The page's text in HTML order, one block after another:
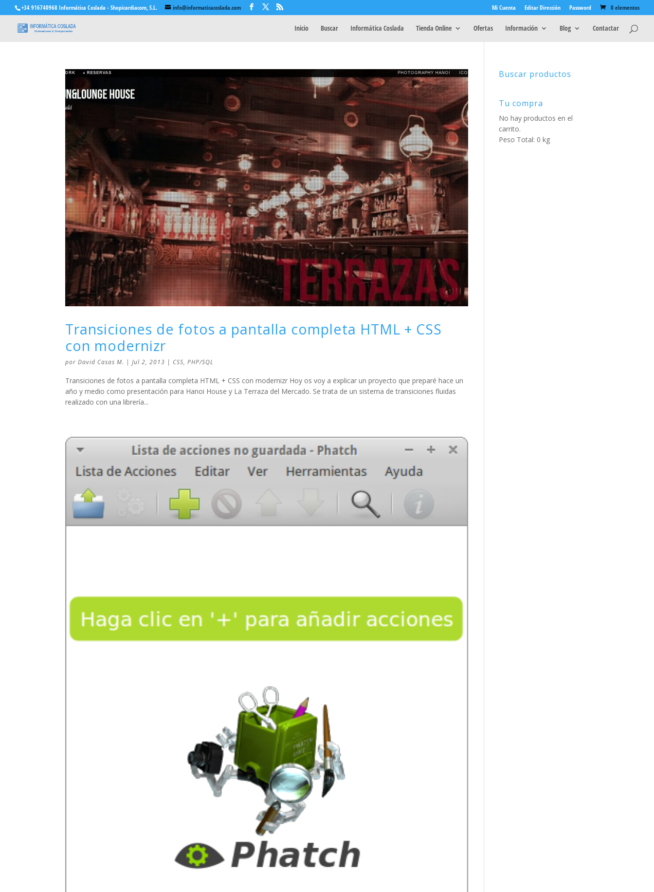
+34 916740968 Informática Coslada - Shopicardiacom, S.L. info@informaticacoslada.com Mi Cuenta Editar Dirección Password 0 elementos
Inicio Buscar Informática Coslada Tienda Online Ofertas Información Blog Contactar
Transiciones de fotos a pantalla completa HTML + CSS
con modernizr
porDavid Casas M. |Jul 2, 2013 | CSS,PHP/SQL
Transiciones de fotos a pantalla completa HTML + CSS con modernizr Hoy os voy a explicar un proyecto que preparé hace un
año y medio como presentación para Hanoi House y La Terraza del Mercado. Se trata de un sistema de transiciones fluidas
realizado con una librería...
Buscar productos
Tu compra
No hay productos en el
carrito.
Peso Total: 0 kg